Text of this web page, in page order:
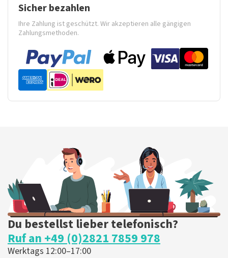
Sicher bezahlen
Ihre Zahlung ist geschützt. Wir akzeptieren alle gängigen
Zahlungsmethoden.
Du bestellst lieber telefonisch?
Ruf an +49 (0)2821 7859 978
Werktags 12:00–17:00